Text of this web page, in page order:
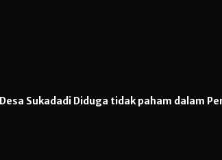
Sukadadi Diduga tidak paham dalam